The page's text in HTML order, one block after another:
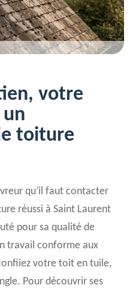
votre
toiture
qu’il faut contacter
réussi à Saint Laurent
pour sa qualité de
travail conforme aux
votre toit en tuile,
Pour découvrir ses